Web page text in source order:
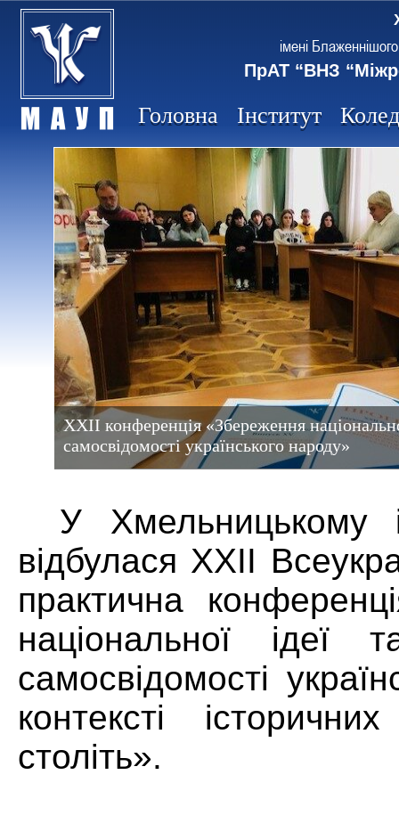
імені
ПрАТ “ВНЗ
Головна Інститут
ХХІІ конференція «Збереження
самосвідомості українського народу»
У Хмельницькому
відбулася ХХІІ
практична
національної ідеї
самосвідомості
контексті
століть».